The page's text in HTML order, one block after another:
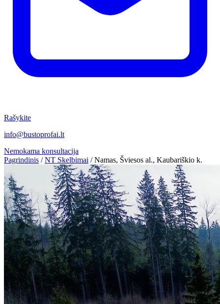
Rašykite
info@bustoprofai.lt
Nemokama konsultacija
Pagrindinis /NT Skelbimai /Namas, Šviesos al., Kaubariškio k.